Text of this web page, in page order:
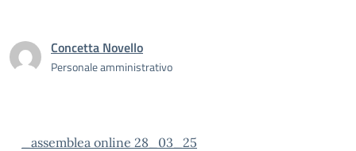
Concetta Novello
Personale amministrativo
_assemblea online 28_03_25